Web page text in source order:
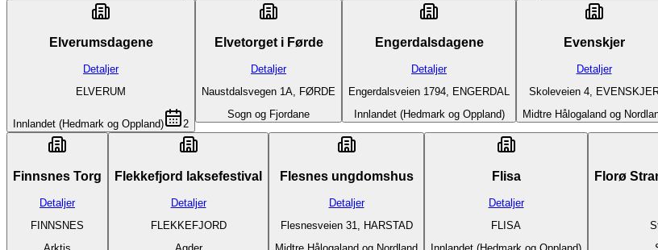
Elverumsdagene
Detaljer
ELVERUM
Innlandet (Hedmark og Oppland) 2
Elvetorget i Førde
Detaljer
Naustdalsvegen 1A, FØRDE
Sogn og Fjordane
Engerdalsdagene
Detaljer
Engerdalsveien 1794, ENGERDAL
Innlandet (Hedmark og Oppland)
Evenskjer
Detaljer
Skoleveien 4,
Midtre Hålogaland og
Finnsnes Torg
Detaljer
FINNSNES
Flekkefjord laksefestival
Detaljer
FLEKKEFJORD
Flesnes ungdomshus
Detaljer
Flesnesveien 31, HARSTAD
Flisa
Detaljer
FLISA
Florø